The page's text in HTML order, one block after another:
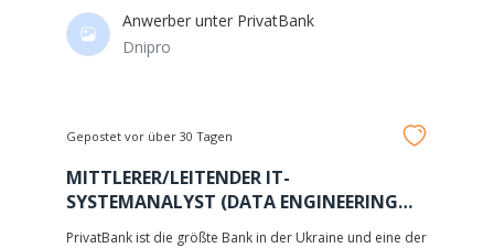
Anwerber unter PrivatBank
Dnipro
Gepostet vor über 30 Tagen
MITTLERER/LEITENDER IT-
SYSTEMANALYST (DATA ENGINEERING
UND MLOPS)
PrivatBank ist die größte Bank in der Ukraine und eine der